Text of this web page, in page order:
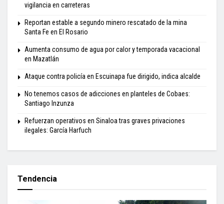
vigilancia en carreteras
Reportan estable a segundo minero rescatado de la mina
Santa Fe en El Rosario
Aumenta consumo de agua por calor y temporada vacacional
en Mazatlán
Ataque contra policía en Escuinapa fue dirigido, indica alcalde
No tenemos casos de adicciones en planteles de Cobaes:
Santiago Inzunza
Refuerzan operativos en Sinaloa tras graves privaciones
ilegales: García Harfuch
Tendencia